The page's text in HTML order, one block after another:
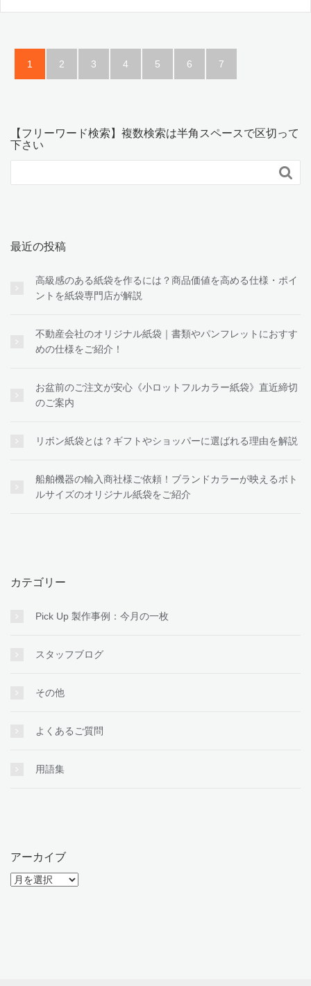
1 2 3 4 5 6 7
【フリーワード検索】複数検索は半角スペースで区切って
下さい

最近の投稿
高級感のある紙袋を作るには？商品価値を高める仕様・ポイ
ントを紙袋専門店が解説
不動産会社のオリジナル紙袋｜書類やパンフレットにおすす
めの仕様をご紹介！
お盆前のご注文が安心《小ロットフルカラー紙袋》直近締切
のご案内
リボン紙袋とは？ギフトやショッパーに選ばれる理由を解説
船舶機器の輸入商社様ご依頼！ブランドカラーが映えるボト
ルサイズのオリジナル紙袋をご紹介
カテゴリー
Pick Up 製作事例：今月の一枚
スタッフブログ
その他
よくあるご質問
用語集
アーカイブ
ア